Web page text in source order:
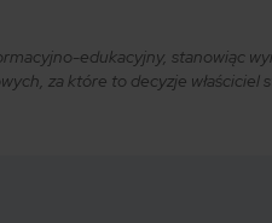
edukacyjny, stanowiąc
za które to decyzje